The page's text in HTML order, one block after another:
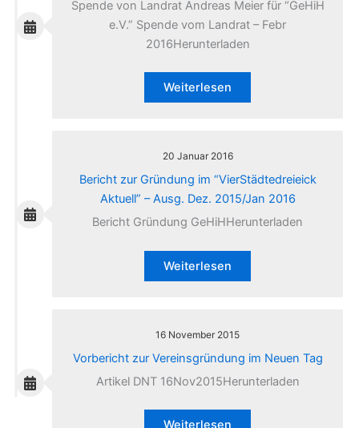
Spende von Landrat Andreas Meier für “GeHiH
e.V.” Spende vom Landrat – Febr
2016Herunterladen
Weiterlesen
20 Januar 2016
Bericht zur Gründung im “VierStädtedreieick
Aktuell” – Ausg. Dez. 2015/Jan 2016
Bericht Gründung GeHiHHerunterladen
Weiterlesen
16 November 2015
Vorbericht zur Vereinsgründung im Neuen Tag
Artikel DNT 16Nov2015Herunterladen
Weiterlesen